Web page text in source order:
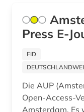
Press
FID
Die AUP
Open-Access-
Amsterdam. Es werden ausgewählte Open-